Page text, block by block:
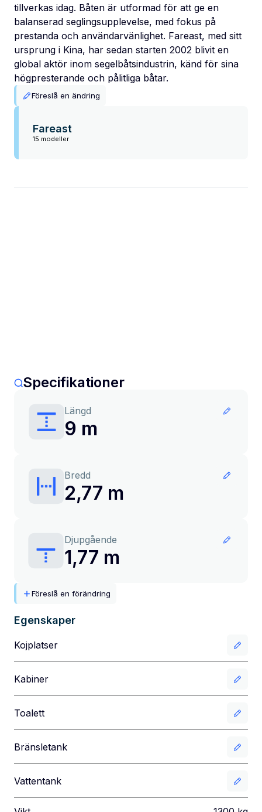
tillverkas idag. Båten är utformad för att ge en
balanserad seglingsupplevelse, med fokus på
prestanda och användarvänlighet. Fareast, med sitt
ursprung i Kina, har sedan starten 2002 blivit en
global aktör inom segelbåtsindustrin, känd för sina
högpresterande och pålitliga båtar.
Föreslå en ändring
Fareast
15 modeller
Specifikationer
Längd
9 m
Bredd
2,77 m
Djupgående
1,77 m
Föreslå en förändring
Egenskaper
Kojplatser
Kabiner
Toalett
Bränsletank
Vattentank